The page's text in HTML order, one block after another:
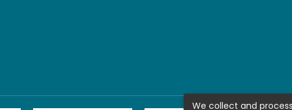
We collect and